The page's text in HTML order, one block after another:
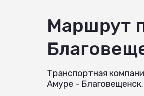
Маршрут
Транспортная
Амуре - Благовещенск.